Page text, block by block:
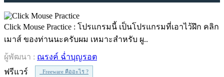
Click Mouse Practice : โปรแกรมนี้ เป็นโปรแกรมที่เอาไว้ฝึก คลิก
เมาส์ ของท่านนะครับผม เหมาะสำหรับ ผู..
ผู้พัฒนา : ณรงค์ ฉ่ำบุญรอต
ฟรีแวร์
Freeware คืออะไร ?